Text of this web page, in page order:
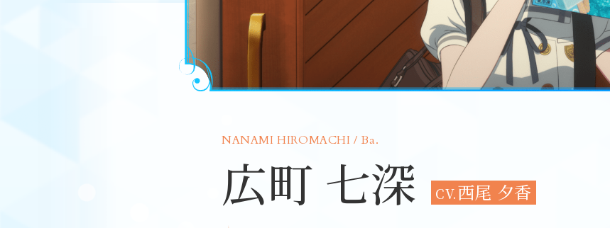
NANAMI HIROMACHI / Ba.
広町 七深 CV.西尾 夕香